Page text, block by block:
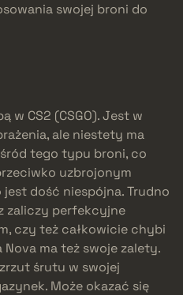
swojej broni do
w CS2 (CSGO). Jest w
ale niestety ma
tego typu broni, co
uzbrojonym
dość niespójna. Trudno
zaliczy perfekcyjne
czy też całkowicie chybi
ma też swoje zalety.
śrutu w swojej
Może okazać się